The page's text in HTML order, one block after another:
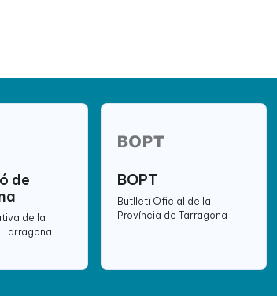
de
de la
BOPT
Butlletí Oficial de la
Província de Tarragona